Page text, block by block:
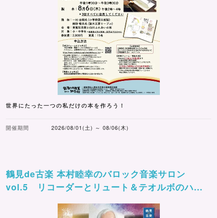
世界にたった一つの私だけの本を作ろう！
開催期間 2026/08/01(土) ～ 08/06(木)
鶴見de古楽 本村睦幸のバロック音楽サロン
vol.5 リコーダーとリュート＆テオルボのハー